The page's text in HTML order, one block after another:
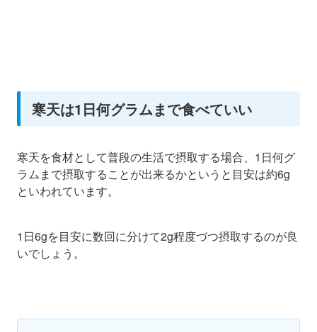
寒天は1日何グラムまで食べていい
寒天を食材として普段の生活で摂取する場合、1日何グ
ラムまで摂取することが出来るかというと目安は約6g
といわれています。
1日6gを目安に数回に分けて2g程度づつ摂取するのが良
いでしょう。